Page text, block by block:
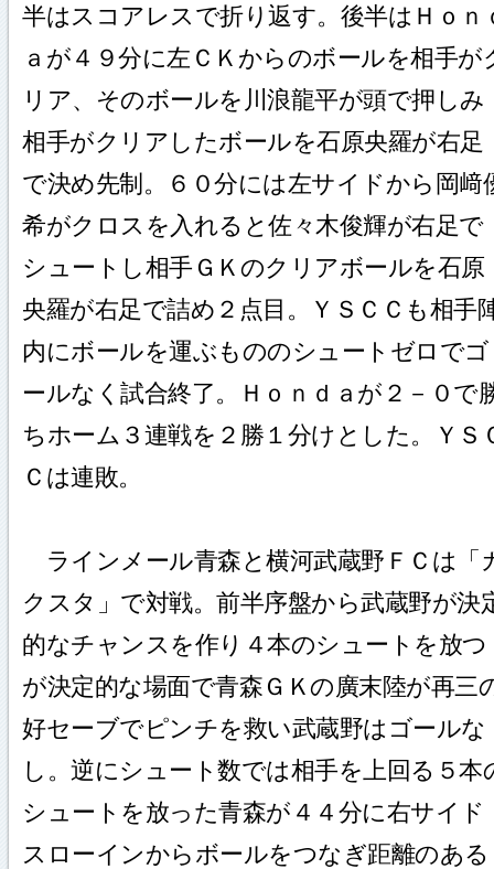
半はスコアレスで折り返す。後半はＨｏｎ
ａが４９分に左ＣＫからのボールを相手が
リア、そのボールを川浪龍平が頭で押しみ
相手がクリアしたボールを石原央羅が右足
で決め先制。６０分には左サイドから岡﨑
希がクロスを入れると佐々木俊輝が右足で
シュートし相手ＧＫのクリアボールを石原
央羅が右足で詰め２点目。ＹＳＣＣも相手
内にボールを運ぶもののシュートゼロでゴ
ールなく試合終了。Ｈｏｎｄａが２－０で
ちホーム３連戦を２勝１分けとした。ＹＳ
Ｃは連敗。
ラインメール青森と横河武蔵野ＦＣは「
クスタ」で対戦。前半序盤から武蔵野が決
的なチャンスを作り４本のシュートを放つ
が決定的な場面で青森ＧＫの廣末陸が再三
好セーブでピンチを救い武蔵野はゴールな
し。逆にシュート数では相手を上回る５本
シュートを放った青森が４４分に右サイド
スローインからボールをつなぎ距離のある